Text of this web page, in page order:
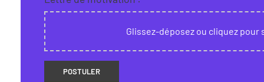
Glissez-déposez ou cliquez